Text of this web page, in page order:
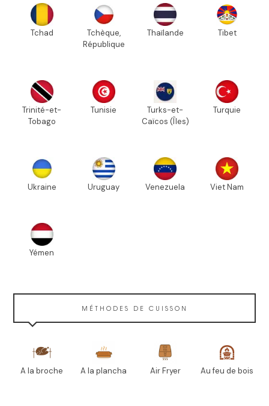
Tchad
Tchèque,
République
Thaïlande Tibet
Trinité-et-
Tobago
Tunisie
Turks-et-
Caïcos (Îles)
Turquie
Ukraine Uruguay Venezuela Viet Nam
Yémen
MÉTHODES DE CUISSON
A la broche A la plancha Air Fryer Au feu de bois